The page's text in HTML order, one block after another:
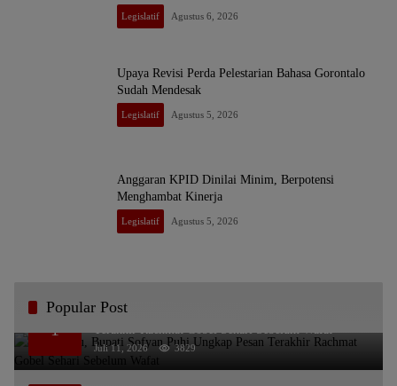
Legislatif Agustus 6, 2026
Upaya Revisi Perda Pelestarian Bahasa Gorontalo
Sudah Mendesak
Legislatif Agustus 5, 2026
Anggaran KPID Dinilai Minim, Berpotensi
Menghambat Kinerja
Legislatif Agustus 5, 2026
Popular Post
1
Bikin Haru, Bupati Sofyan Puhi Ungkap Pesan
Juli 11, 2026 3829